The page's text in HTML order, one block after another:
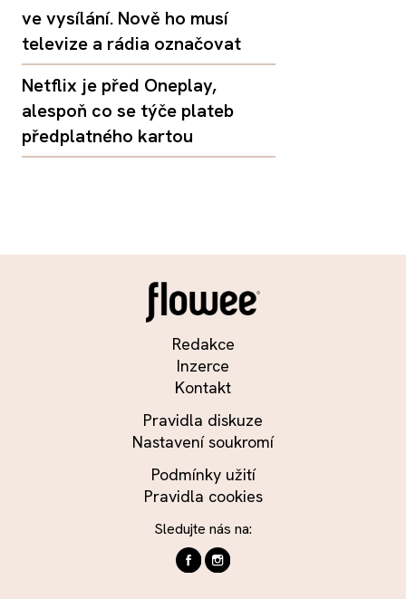
ve vysílání. Nově ho musí
televize a rádia označovat
Netflix je před Oneplay,
alespoň co se týče plateb
předplatného kartou
Redakce
Inzerce
Kontakt
Pravidla diskuze
Nastavení soukromí
Podmínky užití
Pravidla cookies
Sledujte nás na: